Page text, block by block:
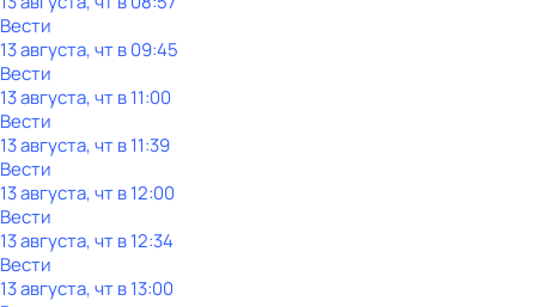
Вести
13 августа, чт в 09:45
Вести
13 августа, чт в 11:00
Вести
13 августа, чт в 11:39
Вести
13 августа, чт в 12:00
Вести
13 августа, чт в 12:34
Вести
13 августа, чт в 13:00